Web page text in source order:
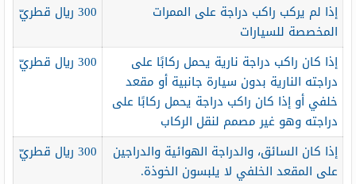
إذا لم يركب راكب دراجة على الممرات
المخصصة للسيارات
300 ريال قطريّ
إذا كان راكب دراجة نارية يحمل ركابًا على
دراجته النارية بدون سيارة جانبية أو مقعد
خلفي أو إذا كان راكب دراجة يحمل ركابًا على
دراجته وهو غير مصمم لنقل الركاب
300 ريال قطريّ
إذا كان السائق، والدراجة الهوائية والدراجين
على المقعد الخلفي لا يلبسون الخوذة.
300 ريال قطريّ